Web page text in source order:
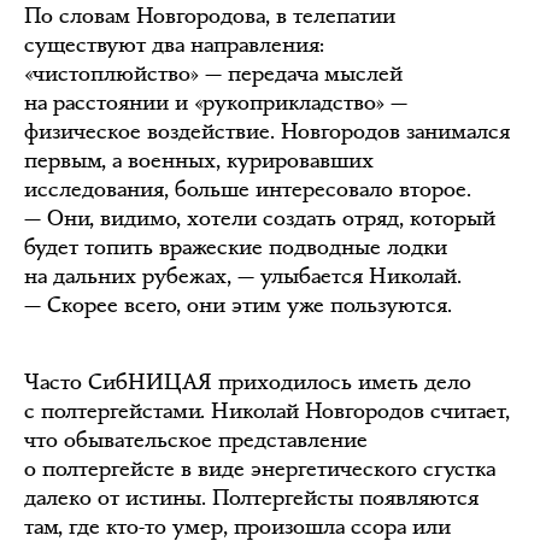
По словам Новгородова, в телепатии
существуют два направления:
«чистоплюйство» — передача мыслей
на расстоянии и «рукоприкладство» —
физическое воздействие. Новгородов занимался
первым, а военных, курировавших
исследования, больше интересовало второе.
— Они, видимо, хотели создать отряд, который
будет топить вражеские подводные лодки
на дальних рубежах, — улыбается Николай.
— Скорее всего, они этим уже пользуются.
Часто СибНИЦАЯ приходилось иметь дело
с полтергейстами. Николай Новгородов считает,
что обывательское представление
о полтергейсте в виде энергетического сгустка
далеко от истины. Полтергейсты появляются
там, где кто-то умер, произошла ссора или